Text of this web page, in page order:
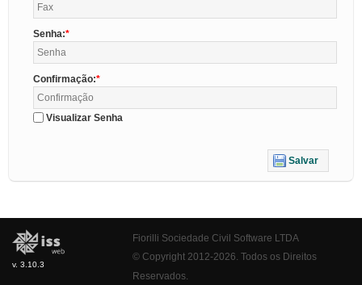
Senha:
Confirmação:
Visualizar Senha
Salvar
v. 3.10.3
Fiorilli Sociedade Civil Software LTDA
© Copyright 2012-2026. Todos os Direitos
Reservados.